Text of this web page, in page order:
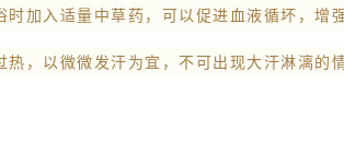
时加入适量中草药，可以促进血液循坏，增
，以微微发汗为宜，不可出现大汗淋漓的